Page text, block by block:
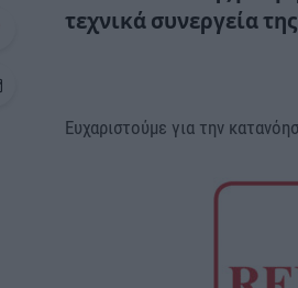
τεχνικά συνεργεία
Ευχαριστούμε για την